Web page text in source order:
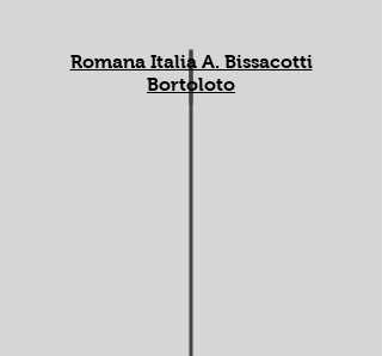
Romana Italia A. Bissacotti
Bortoloto